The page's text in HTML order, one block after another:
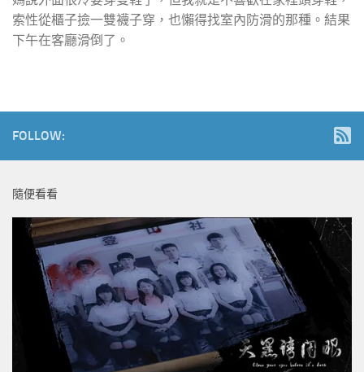
索性從櫃子撿一雙襪子穿，也懶得找室內防滑的那種。結果
下午在客廳滑倒了。
FOLLOW:
隨便看看